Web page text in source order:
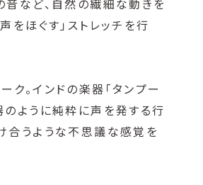
音など、自然の繊細な動きを
をほぐす」ストレッチを行
。インドの楽器「タンプー
のように純粋に声を発する行
合うような不思議な感覚を